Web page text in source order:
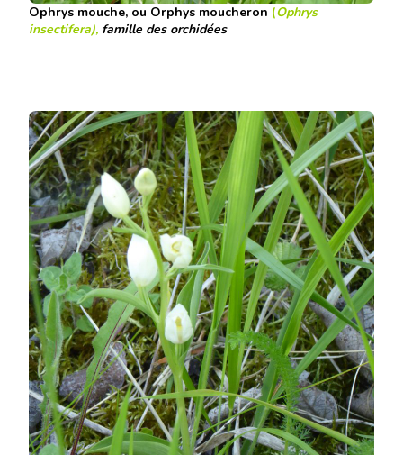
Ophrys mouche, ou Orphys moucheron (Ophrys
insectifera), famille des orchidées